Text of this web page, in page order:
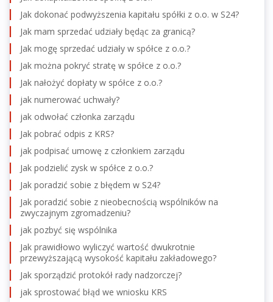
Jak dokonać podwyższenia kapitału spółki z o.o. w S24?
Jak mam sprzedać udziały będąc za granicą?
Jak mogę sprzedać udziały w spółce z o.o.?
Jak można pokryć stratę w spółce z o.o.?
Jak nałożyć dopłaty w spółce z o.o.?
jak numerować uchwały?
jak odwołać członka zarządu
Jak pobrać odpis z KRS?
jak podpisać umowę z członkiem zarządu
Jak podzielić zysk w spółce z o.o.?
Jak poradzić sobie z błędem w S24?
Jak poradzić sobie z nieobecnością wspólników na
zwyczajnym zgromadzeniu?
jak pozbyć się wspólnika
Jak prawidłowo wyliczyć wartość dwukrotnie
przewyższającą wysokość kapitału zakładowego?
Jak sporządzić protokół rady nadzorczej?
jak sprostować błąd we wniosku KRS